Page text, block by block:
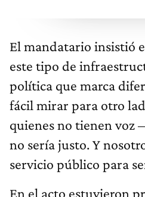
El mandatario insistió
este tipo de
política que marca
fácil mirar para otro
quienes no tienen
no sería justo. Y
servicio público para
En el acto estuvieron